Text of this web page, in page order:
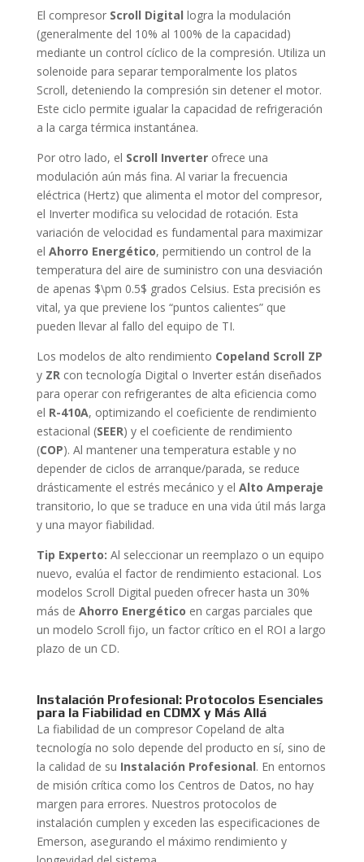
El compresor Scroll Digital logra la modulación
(generalmente del 10% al 100% de la capacidad)
mediante un control cíclico de la compresión. Utiliza un
solenoide para separar temporalmente los platos
Scroll, deteniendo la compresión sin detener el motor.
Este ciclo permite igualar la capacidad de refrigeración
a la carga térmica instantánea.
Por otro lado, el Scroll Inverterofrece una
modulación aún más fina. Al variar la frecuencia
eléctrica (Hertz) que alimenta el motor del compresor,
el Inverter modifica su velocidad de rotación. Esta
variación de velocidad es fundamental para maximizar
el Ahorro Energético, permitiendo un control de la
temperatura del aire de suministro con una desviación
de apenas $\pm 0.5$ grados Celsius. Esta precisión es
vital, ya que previene los “puntos calientes” que
pueden llevar al fallo del equipo de TI.
Los modelos de alto rendimiento Copeland Scroll ZP
y ZRcon tecnología Digital o Inverter están diseñados
para operar con refrigerantes de alta eficiencia como
el R-410A, optimizando el coeficiente de rendimiento
estacional (SEER) y el coeficiente de rendimiento
(COP). Al mantener una temperatura estable y no
depender de ciclos de arranque/parada, se reduce
drásticamente el estrés mecánico y el Alto Amperaje
transitorio, lo que se traduce en una vida útil más larga
y una mayor fiabilidad.
Tip Experto: Al seleccionar un reemplazo o un equipo
nuevo, evalúa el factor de rendimiento estacional. Los
modelos Scroll Digital pueden ofrecer hasta un 30%
más de Ahorro Energético en cargas parciales que
un modelo Scroll fijo, un factor crítico en el ROI a largo
plazo de un CD.
Instalación Profesional: Protocolos Esenciales
para la Fiabilidad en CDMX y Más Allá
La fiabilidad de un compresor Copeland de alta
tecnología no solo depende del producto en sí, sino de
la calidad de su Instalación Profesional. En entornos
de misión crítica como los Centros de Datos, no hay
margen para errores. Nuestros protocolos de
instalación cumplen y exceden las especificaciones de
Emerson, asegurando el máximo rendimiento y